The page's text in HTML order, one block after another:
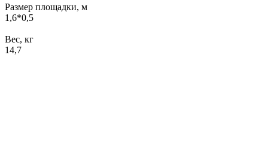
Размер площадки, м
1,6*0,5
Вес, кг
14,7